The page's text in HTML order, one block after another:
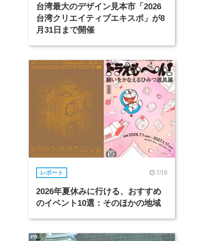
台湾最大のデザイン見本市「2026
台湾クリエイティブエキスポ」が8
月31日まで開催
レポート 7/16
2026年夏休みに行ける、おすすめ
のイベント10選：そのほかの地域
PR